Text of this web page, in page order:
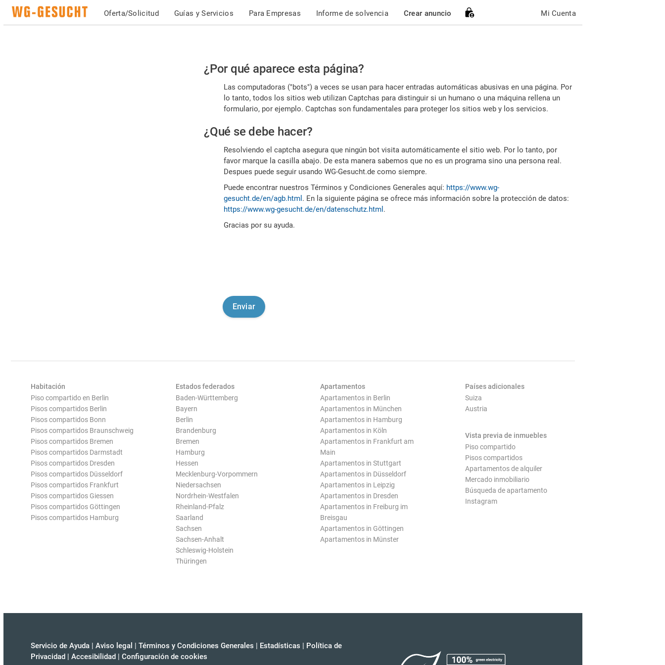
Oferta/Solicitud Guías y Servicios Para Empresas Informe de solvencia Crear anuncio Mi Cuenta
Por
favor,
confirme
es
humano
¿Por qué aparece esta página?
Las computadoras ("bots") a veces se usan para hacer entradas automáticas abusivas en una página. Por
lo tanto, todos los sitios web utilizan Captchas para distinguir si un humano o una máquina rellena un
formulario, por ejemplo. Captchas son fundamentales para proteger los sitios web y los servicios.
¿Qué se debe hacer?
Resolviendo el captcha asegura que ningún bot visita automáticamente el sitio web. Por lo tanto, por
favor marque la casilla abajo. De esta manera sabemos que no es un programa sino una persona real.
Despues puede seguir usando WG-Gesucht.de como siempre.
Puede encontrar nuestros Términos y Condiciones Generales aquí: https://www.wg-
gesucht.de/en/agb.html . En la siguiente página se ofrece más información sobre la protección de datos:
https://www.wg-gesucht.de/en/datenschutz.html .
Gracias por su ayuda.
Habitación
Piso compartido en Berlin
Pisos compartidos Berlin
Pisos compartidos Bonn
Pisos compartidos Braunschweig
Pisos compartidos Bremen
Pisos compartidos Darmstadt
Pisos compartidos Dresden
Pisos compartidos Düsseldorf
Pisos compartidos Frankfurt
Pisos compartidos Giessen
Pisos compartidos Göttingen
Pisos compartidos Hamburg
Estados federados
Baden-Württemberg
Bayern
Berlin
Brandenburg
Bremen
Hamburg
Hessen
Mecklenburg-Vorpommern
Niedersachsen
Nordrhein-Westfalen
Rheinland-Pfalz
Saarland
Sachsen
Sachsen-Anhalt
Schleswig-Holstein
Thüringen
Apartamentos
Apartamentos in Berlin
Apartamentos in München
Apartamentos in Hamburg
Apartamentos in Köln
Apartamentos in Frankfurt am
Main
Apartamentos in Stuttgart
Apartamentos in Düsseldorf
Apartamentos in Leipzig
Apartamentos in Dresden
Apartamentos in Freiburg im
Breisgau
Apartamentos in Göttingen
Apartamentos in Münster
Países adicionales
Suiza
Austria
Vista previa de inmuebles
Piso compartido
Pisos compartidos
Apartamentos de alquiler
Mercado inmobiliario
Búsqueda de apartamento
Instagram
Servicio de Ayuda | Aviso legal | Términos y Condiciones Generales | Estadísticas | Política de
Privacidad | Accesibilidad | Configuración de cookies